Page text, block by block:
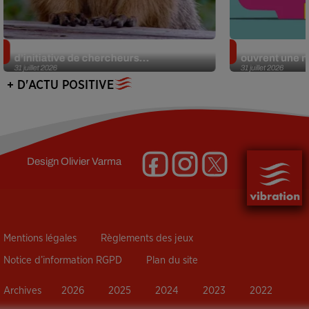
31 juillet 2026
d’initiative de chercheurs...
31 juillet 2026
ouvrent une
+ D'ACTU POSITIVE
DesignOlivier Varma
Mentions légales Règlements des jeux
Notice d’information RGPD Plan du site
Archives 2026 2025 2024 2023 2022